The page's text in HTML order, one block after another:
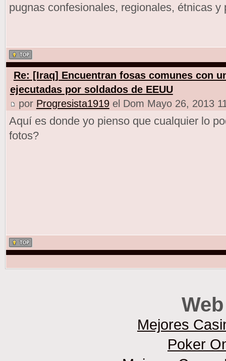
pugnas confesionales, regionales, étnicas y
Re: [Iraq] Encuentran fosas comunes con
ejecutadas por soldados de EEUU
por Progresista1919el Dom Mayo 26, 2013
Aquí es donde yo pienso que cualquier lo
fotos?
Mejores
Poker